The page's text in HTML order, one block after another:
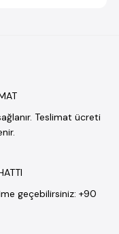
Teslimat ücreti
geçebilirsiniz: +90